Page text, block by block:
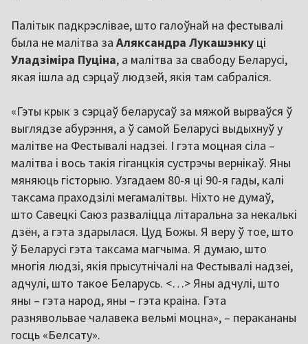
Палітык падкрэслівае, што галоўнай на фестывалі
была не малітва за Аляксандра Лукашэнку ці
Уладзіміра Пуціна, а малітва за свабоду Беларусі,
якая ішла ад сэрцаў людзей, якія там сабраліся.
«Гэты крык з сэрцаў беларусаў за мяжой вырваўся ў
выглядзе абурэння, а ў самой Беларусі выдыхнуў у
малітве на Фестывалі надзеі. І гэта моцная сіла –
малітва і вось такія гіганцкія сустрэчы вернікаў. Яны
мяняюць гісторыю. Узгадаем 80-я ці 90-я гады, калі
таксама праходзілі мегамалітвы. Ніхто не думаў,
што Савецкі Саюз разваліцца літаральна за некалькі
дзён, а гэта здарылася. Цуд Божы. Я веру ў тое, што
ў Беларусі гэта таксама магчыма. Я думаю, што
многія людзі, якія прысутнічалі на Фестывалі надзеі,
адчулі, што такое Беларусь. <…> Яны адчулі, што
яны – гэта народ, яны – гэта краіна. Гэта
разнявольвае чалавека вельмі моцна», – перакананы
госць «Белсату».